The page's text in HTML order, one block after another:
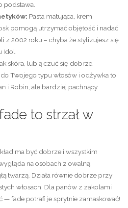
podstawa.
Pasta matująca, krem
pomogą utrzymać objętość i nadać
z 2002 roku – chyba że stylizujesz się
Idol.
skóra, lubią czuć się dobrze.
Twojego typu włosów i odżywka to
i Robin, ale bardziej pachnący.
to strzał w
ma być dobrze i wszystkim
na osobach z owalną,
twarzą. Działa równie dobrze przy
włosach. Dla panów z zakolami
fade potrafi je sprytnie zamaskować!